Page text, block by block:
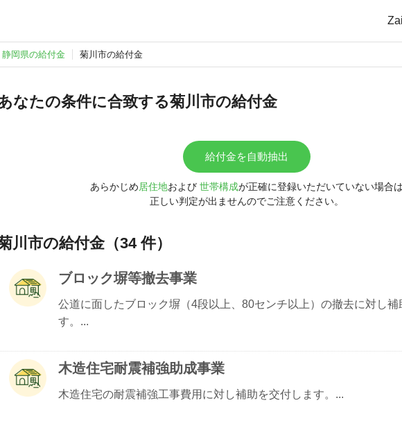
静岡県の給付金 菊川市の給付金
なたの条件に合致する菊川市の給付金
給付金を自動抽出
あらかじめ居住地および 世帯構成が正確に登録いただいていない場合は
正しい判定が出ませんのでご注意ください。
川市の給付金（34 件）
ブロック塀等撤去事業
公道に面したブロック塀（4段以上、80センチ以上）の撤去に対し補
す。...
木造住宅耐震補強助成事業
木造住宅の耐震補強工事費用に対し補助を交付します。...